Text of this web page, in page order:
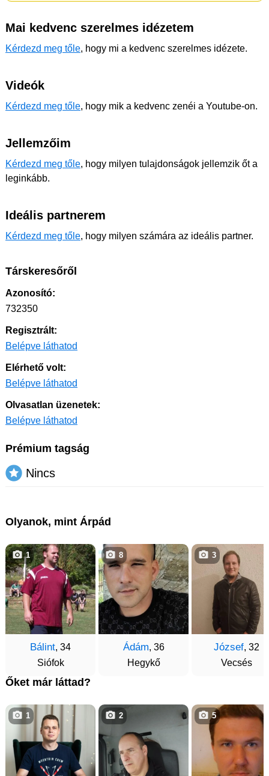
Mai kedvenc szerelmes idézetem
Kérdezd meg tőle, hogy mi a kedvenc szerelmes idézete.
Videók
Kérdezd meg tőle, hogy mik a kedvenc zenéi a Youtube-on.
Jellemzőim
Kérdezd meg tőle, hogy milyen tulajdonságok jellemzik őt a
leginkább.
Ideális partnerem
Kérdezd meg tőle, hogy milyen számára az ideális partner.
Társkeresőről
Azonosító:
732350
Regisztrált:
Belépve láthatod
Elérhető volt:
Belépve láthatod
Olvasatlan üzenetek:
Belépve láthatod
Prémium tagság
Nincs
Olyanok, mint Árpád
Bálint, 34
Siófok
1
Ádám, 36
Hegykő
8
József, 32
Vecsés
3
Őket már láttad?
1 2 5